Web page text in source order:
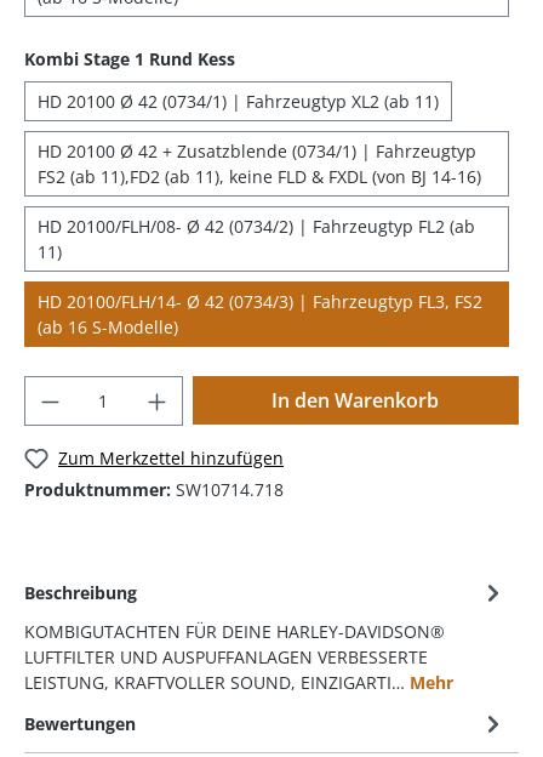
Kombi Stage 1 Rund Kess
HD 20100 Ø 42 (0734/1) | Fahrzeugtyp XL2 (ab 11)
HD 20100 Ø 42 + Zusatzblende (0734/1) | Fahrzeugtyp
FS2 (ab 11),FD2 (ab 11), keine FLD & FXDL (von BJ 14-16)
HD 20100/FLH/08- Ø 42 (0734/2) | Fahrzeugtyp FL2 (ab
11)
HD 20100/FLH/14- Ø 42 (0734/3) | Fahrzeugtyp FL3, FS2
(ab 16 S-Modelle)
In den Warenkorb
Zum Merkzettel hinzufügen
Produktnummer: SW10714.718
Beschreibung
KOMBIGUTACHTEN FÜR DEINE HARLEY-DAVIDSON®
LUFTFILTER UND AUSPUFFANLAGEN VERBESSERTE
LEISTUNG, KRAFTVOLLER SOUND, EINZIGARTI… Mehr
Bewertungen